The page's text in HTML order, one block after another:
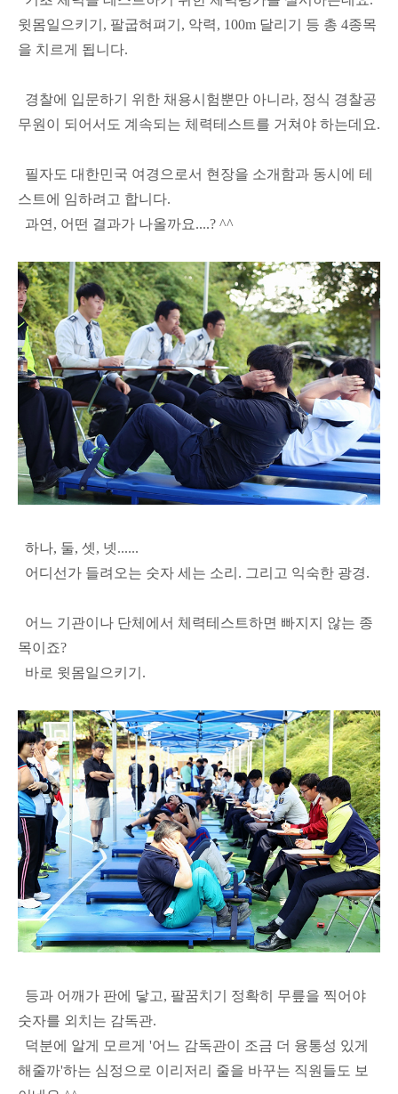
윗몸일으키기, 팔굽혀펴기, 악력, 100m 달리기 등 총 4종목
을 치르게 됩니다.
경찰에 입문하기 위한 채용시험뿐만 아니라, 정식 경찰공
무원이 되어서도 계속되는 체력테스트를 거쳐야 하는데요.
필자도 대한민국 여경으로서 현장을 소개함과 동시에 테
스트에 임하려고 합니다.
과연, 어떤 결과가 나올까요....? ^^
하나, 둘, 셋, 넷......
어디선가 들려오는 숫자 세는 소리. 그리고 익숙한 광경.
어느 기관이나 단체에서 체력테스트하면 빠지지 않는 종
목이죠?
바로 윗몸일으키기.
등과 어깨가 판에 닿고, 팔꿈치기 정확히 무릎을 찍어야
숫자를 외치는 감독관.
덕분에 알게 모르게 '어느 감독관이 조금 더 융통성 있게
해줄까'하는 심정으로 이리저리 줄을 바꾸는 직원들도 보